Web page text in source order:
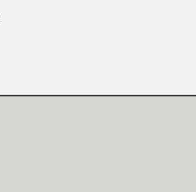
[GK] Guillermo del Toro